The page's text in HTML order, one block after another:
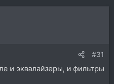
#31
и эквалайзеры, и фильтры